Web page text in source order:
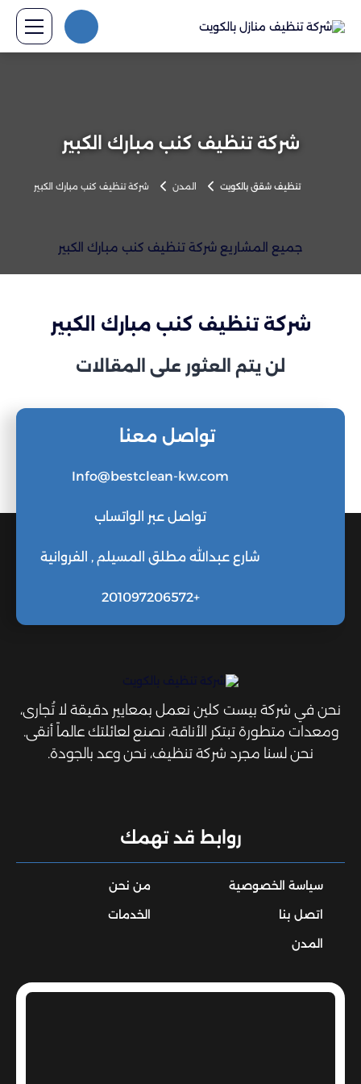
شركة تنظيف كنب مبارك الكبير
تنظيف شقق بالكويت المدن شركة تنظيف كنب مبارك الكبير
جميع المشاريع شركة تنظيف كنب مبارك الكبير
شركة تنظيف كنب مبارك الكبير
لن يتم العثور على المقالات
تواصل معنا
Info@bestclean-kw.com
تواصل عبر الواتساب
شارع عبدالله مطلق المسيلم , الفروانية
+201097206572
نحن في شركة بيست كلين نعمل بمعايير دقيقة لا تُجارى،
ومعدات متطورة تبتكر الأناقة، نصنع لعائلتك عالماً أنقى.
نحن لسنا مجرد شركة تنظيف، نحن وعد بالجودة.
روابط قد تهمك
سياسة الخصوصية
من نحن
اتصل بنا
الخدمات
المدن